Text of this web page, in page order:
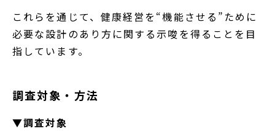
これらを通じて、健康経営を“機能させる”ために
必要な設計のあり方に関する示唆を得ることを目
指しています。
調査対象・方法
▼調査対象